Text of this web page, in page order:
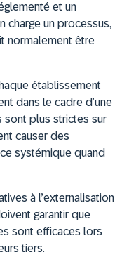
et un
charge un processus,
normalement être
établissement
dans le cadre d’une
sont plus strictes sur
causer des
systémique quand
à l’externalisation
garantir que
sont efficaces lors
tiers.